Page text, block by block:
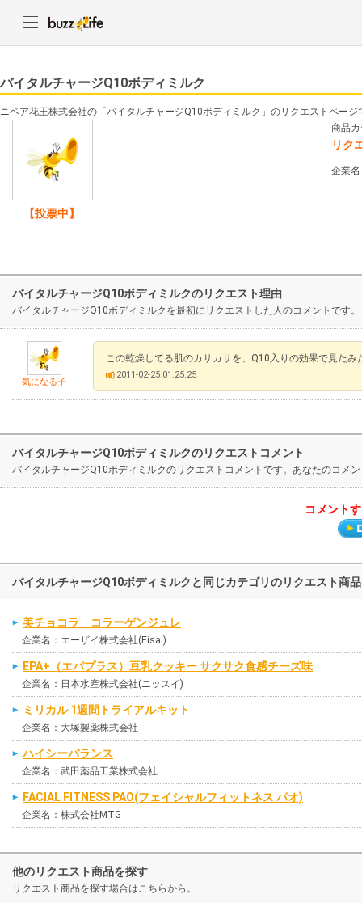
バイタルチャージQ10ボディミルク
ニベア花王株式会社の「バイタルチャージQ10ボディミルク」のリクエストページ
【投票中】
商品
リク
企業
バイタルチャージQ10ボディミルクのリクエスト理由
バイタルチャージQ10ボディミルクを最初にリクエストした人のコメントです。
気になる子
この乾燥してる肌のカサカサを、Q10入りの効果で見たみ
2011-02-25 01:25:25
バイタルチャージQ10ボディミルクのリクエストコメント
バイタルチャージQ10ボディミルクのリクエストコメントです。あなたのコメ
コメント
バイタルチャージQ10ボディミルクと同じカテゴリのリクエスト商
美チョコラ コラーゲンジュレ
企業名：エーザイ株式会社(Eisai)
EPA+（エパプラス）豆乳クッキー サクサク食感チーズ味
企業名：日本水産株式会社(ニッスイ)
ミリカル 1週間トライアルキット
企業名：大塚製薬株式会社
ハイシーバランス
企業名：武田薬品工業株式会社
FACIAL FITNESS PAO(フェイシャルフィットネス パオ)
企業名：株式会社MTG
他のリクエスト商品を探す
リクエスト商品を探す場合はこちらから。